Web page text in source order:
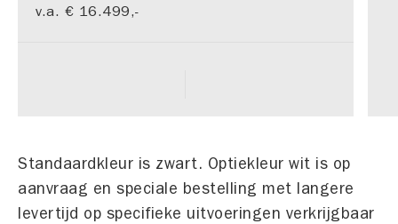
v.a. € 16.499,-
Standaardkleur is zwart. Optiekleur wit is op
aanvraag en speciale bestelling met langere
levertijd op specifieke uitvoeringen verkrijgbaar